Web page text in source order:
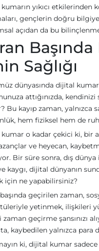
yıkıcı
gençlerin doğru
açıdan da bu
Sağlığı
dünyasında dijital
attığınızda,
Bu kayıp zaman, yalnızca
hem fiziksel hem de
o kadar çekici ki, bir
ve heyecan,
Bir süre sonra, dış
kaygı, dijital dünyanın
için ne yapabilirsiniz?
geçirilen zaman,
yetinmek, ilişkileri
zaman geçirme şansınızı
kaybedilen yalnızca para
ki, dijital kumar